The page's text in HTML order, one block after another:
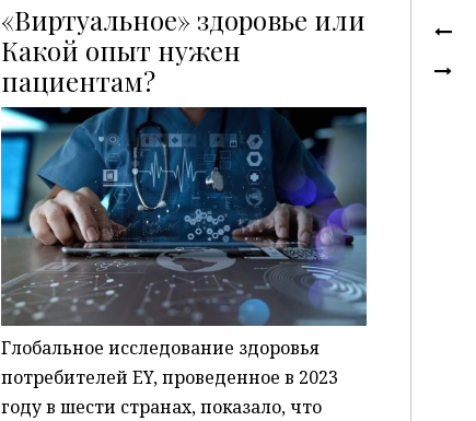
«Виртуальное» здоровье или
Какой опыт нужен
пациентам?P
Глобальное исследование здоровья
потребителей EY, проведенное в 2023
году в шести странах, показало, что